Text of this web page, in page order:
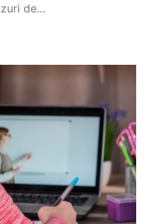
de…